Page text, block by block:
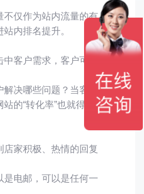
不仅作为站内流量的有
内排名提升。
客户需求，客户可能
决哪些问题？当客户
的“转化率”也就得到了
家积极、热情的回复
电邮，可以是任何一